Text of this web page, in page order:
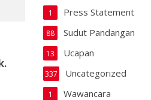
Press Statement
1
Sudut Pandangan
88
Ucapan
13
Uncategorized
337
Wawancara
1